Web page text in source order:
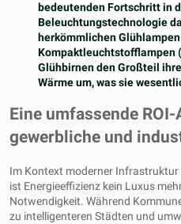
bedeutenden Fortschritt in
Beleuchtungstechnologie
herkömmlichen
Kompaktleuchtstofflampen
Glühbirnen den Großteil
Wärme um, was sie
Eine umfassende
gewerbliche und
Im Kontext moderner
ist Energieeffizienz kein Luxus
Notwendigkeit. Während
zu intelligenteren Städten und